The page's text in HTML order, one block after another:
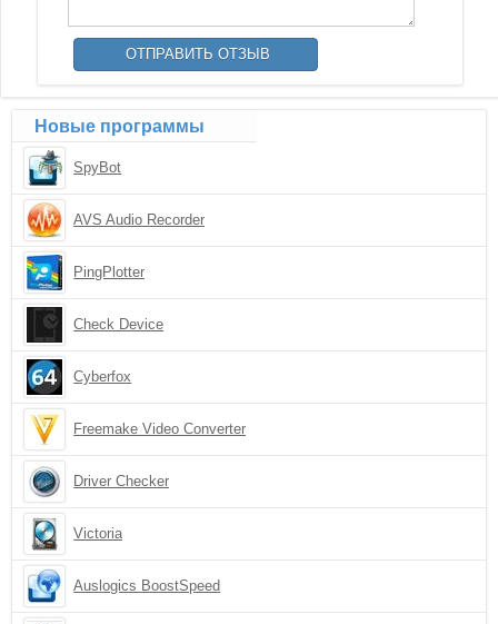
Новые программы
SpyBot
AVS Audio Recorder
PingPlotter
Check Device
Cyberfox
Freemake Video Converter
Driver Checker
Victoria
Auslogics BoostSpeed